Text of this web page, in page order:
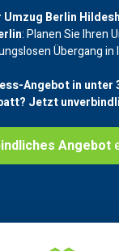
Berlin
: Planen Sie Ihren
Übergang in
Angebot in unter
Jetzt
Angebot